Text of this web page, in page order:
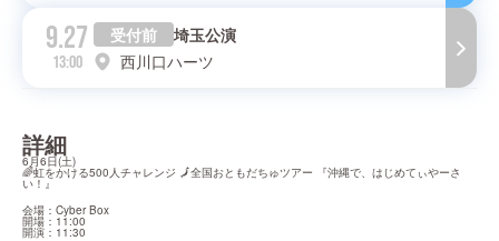
9.27
13:00
受付前
埼玉公演
西川口ハーツ
詳細
6月6日(土)
🌈虹をかける500人チャレンジ 🗾全国おともだちゅツアー 『沖縄で、はじめてぃやーさ
い！』
会場：Cyber Box
開場：11:00
開演：11:30